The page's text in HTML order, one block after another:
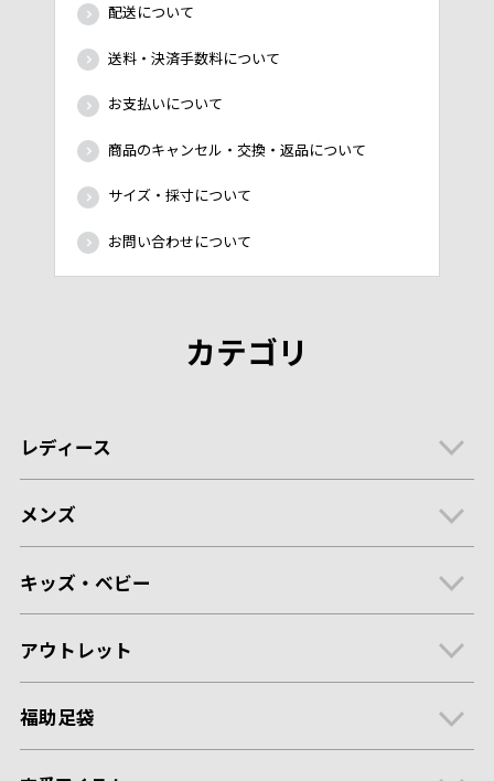
配送について
送料・決済手数料について
お支払いについて
商品のキャンセル・交換・返品について
サイズ・採寸について
お問い合わせについて
カテゴリ
レディース
メンズ
キッズ・ベビー
アウトレット
福助足袋